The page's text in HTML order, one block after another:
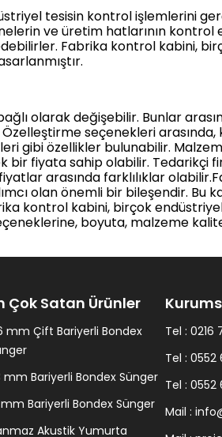
tesisin kontrol işlemlerini
ve üretim hatlarının kontrol
Fabrika kontrol kabini,
olarak değişebilir. Bunlar
seçenekleri arasında,
gibi özellikler bulunabilir.
bir fiyata sahip olabilir.
arasında farklılıklar
olan önemli bir bileşendir. Bu
kontrol kabini, birçok
boyuta, malzeme
Çok Satan Ürünler
mm Çift Bariyerli Bondex
mm Bariyerli Bondex Sünger
mm Bariyerli Bondex Sünger
Akustik Yumurta
Tel : 0216
Tel : 0552
Tel : 0552
Mail :